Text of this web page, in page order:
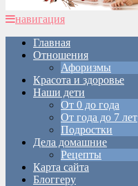
навигация
Главная
Отношения
Афоризмы
Красота и здоровье
Наши дети
От 0 до года
От года до 7 лет
Подростки
Дела домашние
Рецепты
Карта сайта
Блоггеру